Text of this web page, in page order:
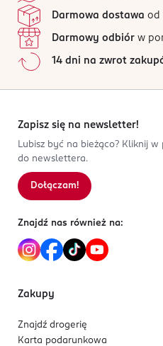
paczula, bursztyn
oczy. Łatwopalna ciecz.
PRODUCENT/PODMIOT
ROSSMANN SDP SP. z o.o.
Kod EAN
8 033488 151553
Jak
Darmowa dostawa od
Darmowy odbiór w
14 dni na zwrot
Zapisz się na newsletter!
Lubisz być na bieżąco? Kliknij w
do newslettera.
Dołączam!
Znajdź nas również na:
Zakupy
Znajdź drogerię
Karta podarunkowa